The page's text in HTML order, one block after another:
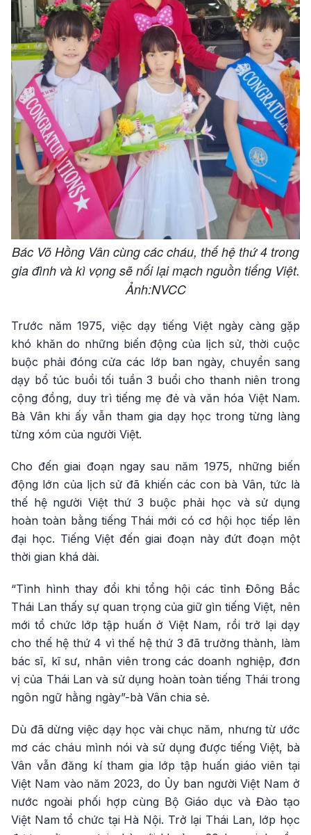
Bác Võ Hồng Vân cùng các cháu, thế hệ thứ 4 trong
gia đình và kì vọng sẽ nối lại mạch nguồn tiếng Việt.
Ảnh:NVCC
Trước năm 1975, việc dạy tiếng Việt ngày càng gặp
khó khăn do những biến động của lịch sử, thời cuộc
buộc phải đóng cửa các lớp ban ngày, chuyển sang
dạy bổ túc buổi tối tuần 3 buổi cho thanh niên trong
cộng đồng, duy trì tiếng mẹ đẻ và văn hóa Việt Nam.
Bà Vân khi ấy vẫn tham gia dạy học trong từng làng
từng xóm của người Việt.
Cho đến giai đoạn ngay sau năm 1975, những biến
động lớn của lịch sử đã khiến các con bà Vân, tức là
thế hệ người Việt thứ 3 buộc phải học và sử dụng
hoàn toàn bằng tiếng Thái mới có cơ hội học tiếp lên
đại học. Tiếng Việt đến giai đoạn này đứt đoạn một
thời gian khá dài.
“Tình hình thay đổi khi tổng hội các tỉnh Đông Bắc
Thái Lan thấy sự quan trọng của giữ gìn tiếng Việt, nên
mới tổ chức lớp tập huấn ở Việt Nam, rồi trở lại dạy
cho thế hệ thứ 4 vì thế hệ thứ 3 đã trưởng thành, làm
bác sĩ, kĩ sư, nhân viên trong các doanh nghiệp, đơn
vị của Thái Lan và sử dụng hoàn toàn tiếng Thái trong
ngôn ngữ hằng ngày”-bà Vân chia sẻ.
Dù đã dừng việc dạy học vài chục năm, nhưng từ ước
mơ các cháu mình nói và sử dụng được tiếng Việt, bà
Vân vẫn đăng kí tham gia lớp tập huấn giáo viên tại
Việt Nam vào năm 2023, do Ủy ban người Việt Nam ở
nước ngoài phối hợp cùng Bộ Giáo dục và Đào tạo
Việt Nam tổ chức tại Hà Nội. Trở lại Thái Lan, lớp học